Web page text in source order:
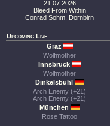
21.07.2026
Bleed From Within
Conrad Sohm, Dornbirn
Upcoming Live
Graz
Wolfmother
Innsbruck
Wolfmother
Dinkelsbühl
Arch Enemy (+21)
Arch Enemy (+21)
München
Rose Tattoo